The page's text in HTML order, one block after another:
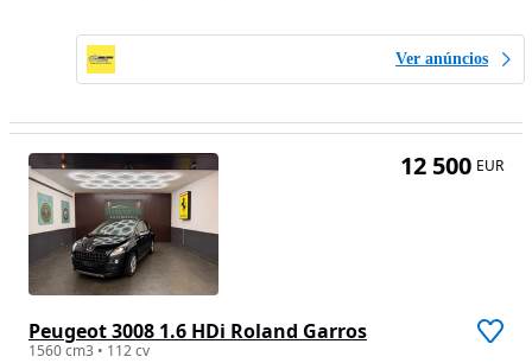
Ver anúncios
Peugeot 3008 1.6 HDi Roland Garros
1560 cm3 • 112 cv
12 500 EUR